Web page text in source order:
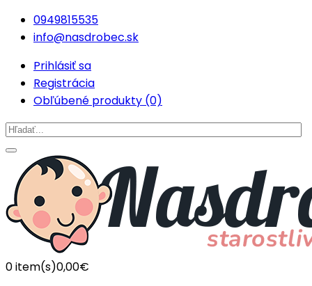
0949815535
info@nasdrobec.sk
Prihlásiť sa
Registrácia
Obľúbené produkty (0)
0item(s)0,00€